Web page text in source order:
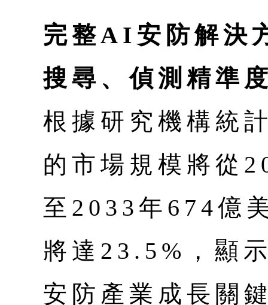
完整AI安防解決
搜尋、偵測精準
根據研究機構統
的市場規模將從
至2033年674億
將達23.5%，顯
安防產業成長關